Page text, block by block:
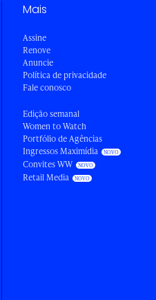
Mais
Assine
Renove
Anuncie
Política de privacidade
Fale conosco
Edição semanal
Women to Watch
Portfólio de Agências
Ingressos Maximídia
Convites WW
Retail Media